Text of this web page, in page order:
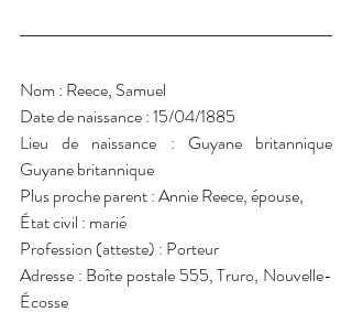
Nom : Reece, Samuel
Date de naissance : 15/04/1885
Lieu de naissance : Guyane britannique
Guyane britannique
Plus proche parent : Annie Reece, épouse,
État civil : marié
Profession (atteste) : Porteur
Adresse : Boîte postale 555, Truro, Nouvelle-
Écosse